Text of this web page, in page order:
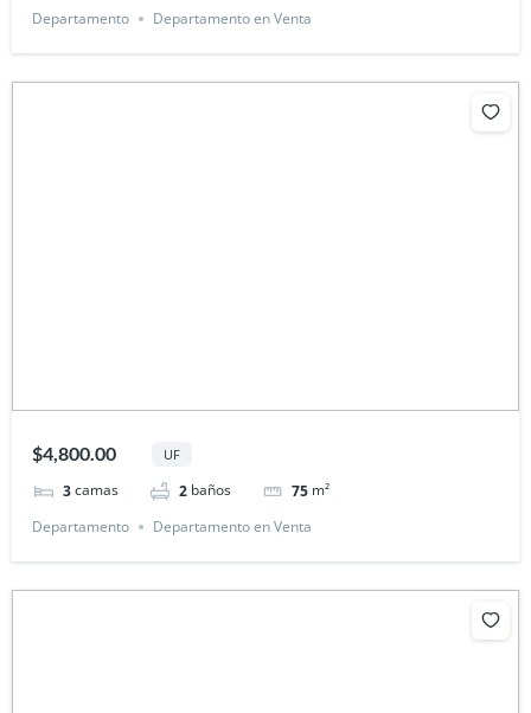
Departamento
Departamento en Venta
$4,800.00 UF
3camas 2 baños 75 m²
Departamento
Departamento en Venta